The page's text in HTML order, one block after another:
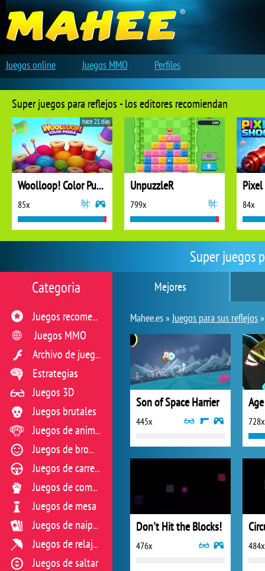
Super juegos
Mejores
Mahee.es »Juegos para sus reflejos
Son of Space Harrier
445x 728x
Don't Hit the Blocks!
476x 484x
Categoria
Juegos recomendados
Juegos MMO
Archivo de juegos flash
Estrategias
Juegos 3D
Juegos brutales
Juegos de animales
Juegos de broma
Juegos de carreras
Juegos de combate
Juegos de mesa
Juegos de naipes
Juegos de relajación
Juegos de saltar
Super juegos para reflejos - los editores recomiendan
Woolloop! Color Puzzle
85x
hace 21 días
UnpuzzleR
799x 84x
Juegos online Juegos MMO Perfiles